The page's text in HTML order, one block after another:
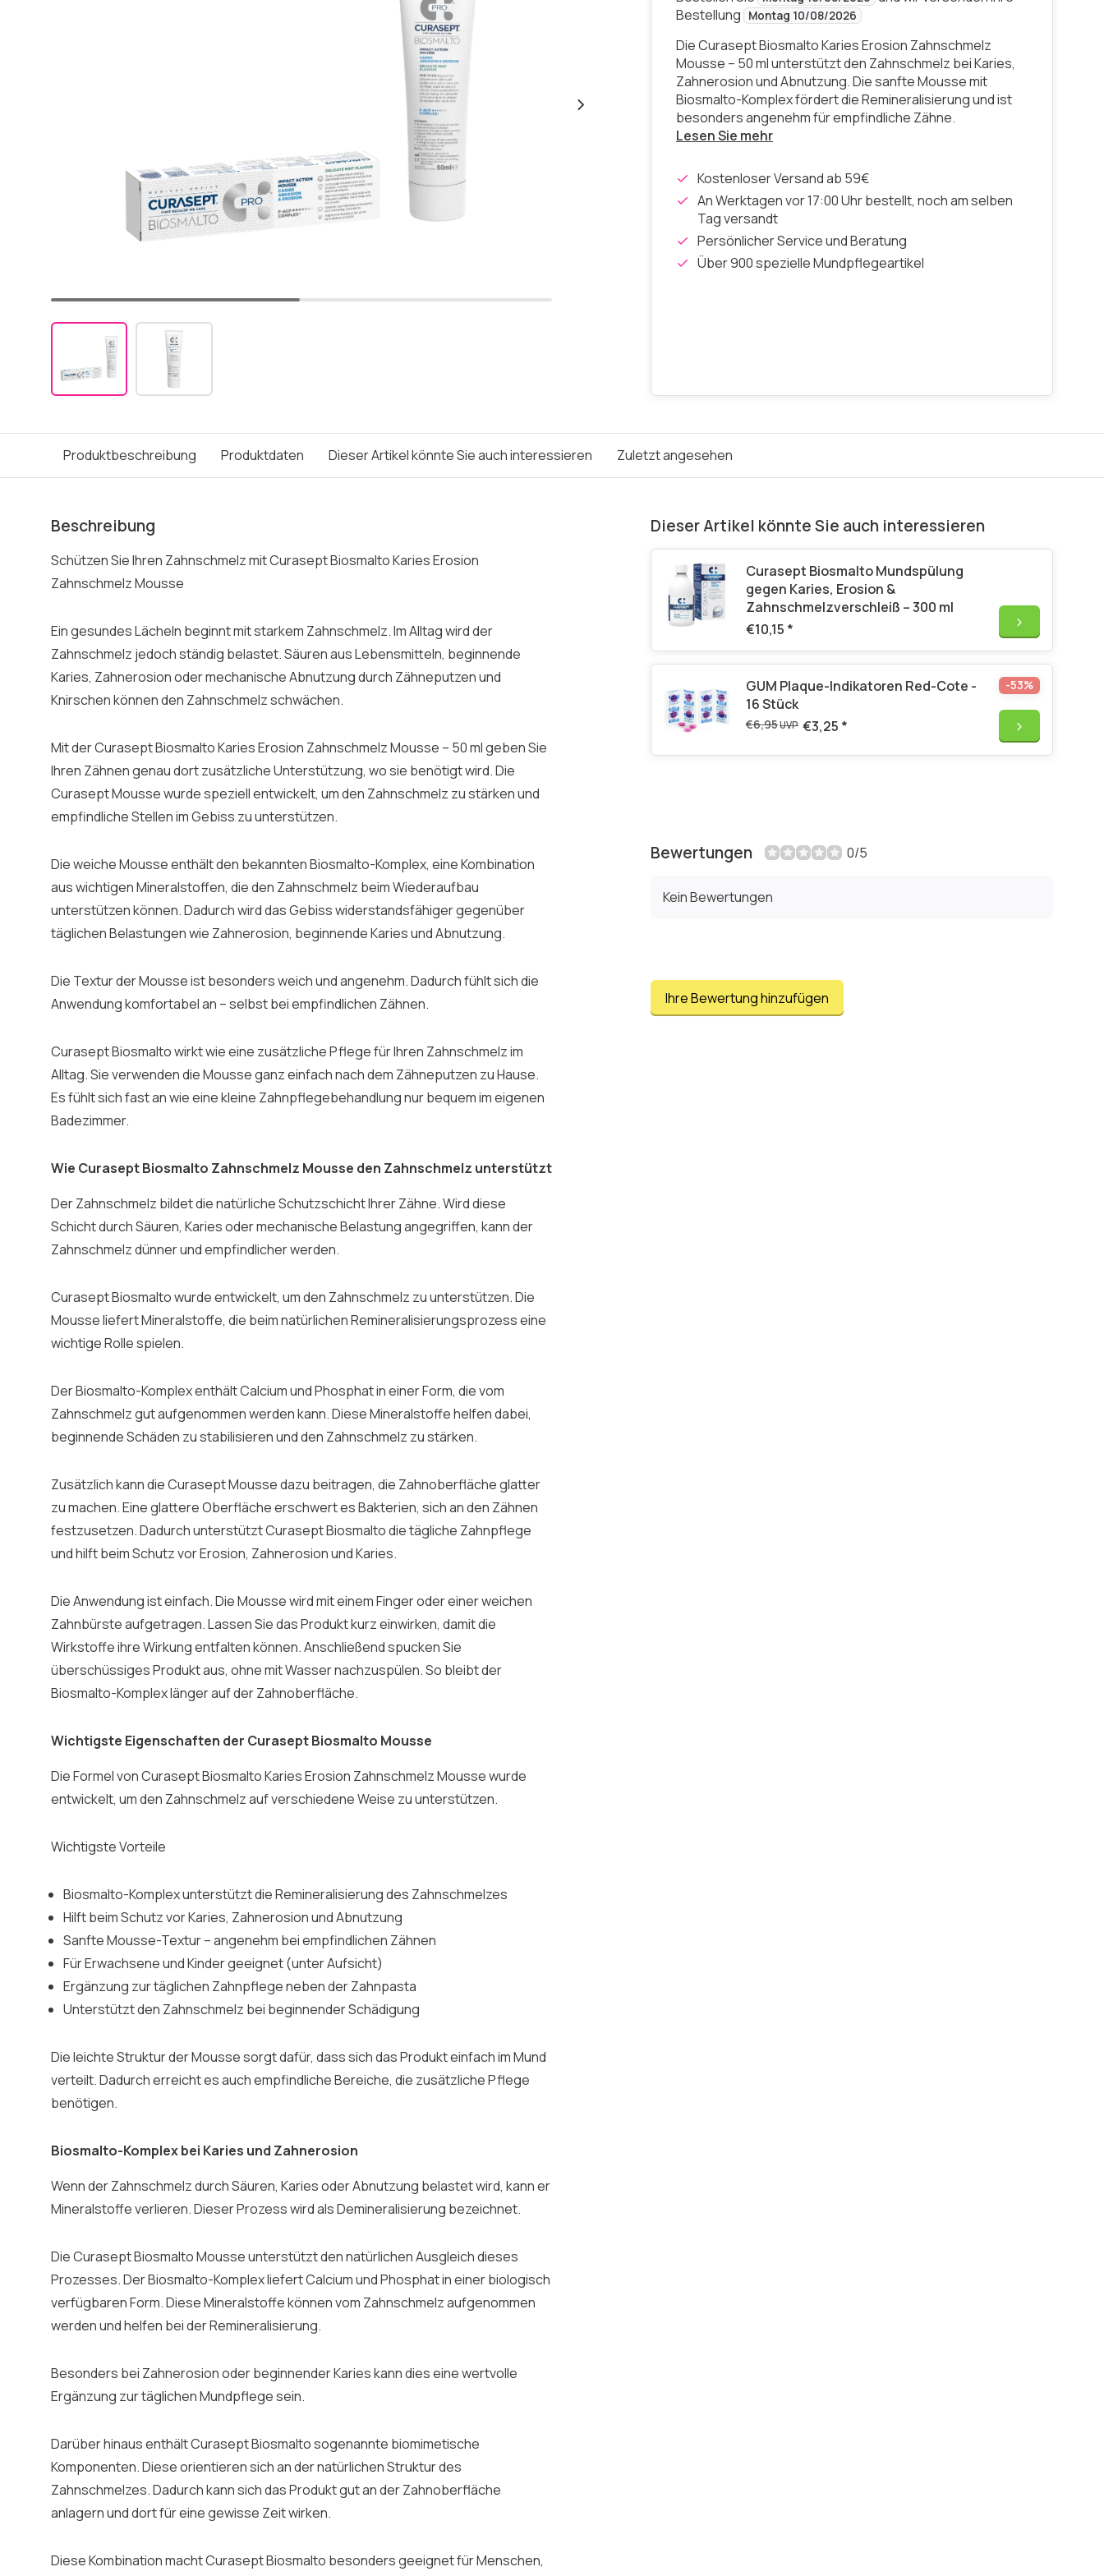
Bestellung
Montag 10/08/2026
Die Curasept Biosmalto Karies Erosion Zahnschmelz
Mousse – 50 ml unterstützt den Zahnschmelz bei Karies,
Zahnerosion und Abnutzung. Die sanfte Mousse mit
Biosmalto-Komplex fördert die Remineralisierung und ist
besonders angenehm für empfindliche Zähne.
Lesen Sie mehr
Kostenloser Versand ab 59€
An Werktagen vor 17:00 Uhr bestellt, noch am selben
Tag versandt
Persönlicher Service und Beratung
Über 900 spezielle Mundpflegeartikel
Produktbeschreibung Produktdaten Dieser Artikel könnte Sie auch interessieren Zuletzt angesehen
Beschreibung
Schützen Sie Ihren Zahnschmelz mit Curasept Biosmalto Karies Erosion
Zahnschmelz Mousse
Ein gesundes Lächeln beginnt mit starkem Zahnschmelz. Im Alltag wird der
Zahnschmelz jedoch ständig belastet. Säuren aus Lebensmitteln, beginnende
Karies, Zahnerosion oder mechanische Abnutzung durch Zähneputzen und
Knirschen können den Zahnschmelz schwächen.
Mit der Curasept Biosmalto Karies Erosion Zahnschmelz Mousse – 50 ml geben Sie
Ihren Zähnen genau dort zusätzliche Unterstützung, wo sie benötigt wird. Die
Curasept Mousse wurde speziell entwickelt, um den Zahnschmelz zu stärken und
empfindliche Stellen im Gebiss zu unterstützen.
Die weiche Mousse enthält den bekannten Biosmalto-Komplex, eine Kombination
aus wichtigen Mineralstoffen, die den Zahnschmelz beim Wiederaufbau
unterstützen können. Dadurch wird das Gebiss widerstandsfähiger gegenüber
täglichen Belastungen wie Zahnerosion, beginnende Karies und Abnutzung.
Die Textur der Mousse ist besonders weich und angenehm. Dadurch fühlt sich die
Anwendung komfortabel an – selbst bei empfindlichen Zähnen.
Curasept Biosmalto wirkt wie eine zusätzliche Pflege für Ihren Zahnschmelz im
Alltag. Sie verwenden die Mousse ganz einfach nach dem Zähneputzen zu Hause.
Es fühlt sich fast an wie eine kleine Zahnpflegebehandlung nur bequem im eigenen
Badezimmer.
Wie Curasept Biosmalto Zahnschmelz Mousse den Zahnschmelz unterstützt
Der Zahnschmelz bildet die natürliche Schutzschicht Ihrer Zähne. Wird diese
Schicht durch Säuren, Karies oder mechanische Belastung angegriffen, kann der
Zahnschmelz dünner und empfindlicher werden.
Curasept Biosmalto wurde entwickelt, um den Zahnschmelz zu unterstützen. Die
Mousse liefert Mineralstoffe, die beim natürlichen Remineralisierungsprozess eine
wichtige Rolle spielen.
Der Biosmalto-Komplex enthält Calcium und Phosphat in einer Form, die vom
Zahnschmelz gut aufgenommen werden kann. Diese Mineralstoffe helfen dabei,
beginnende Schäden zu stabilisieren und den Zahnschmelz zu stärken.
Zusätzlich kann die Curasept Mousse dazu beitragen, die Zahnoberfläche glatter
zu machen. Eine glattere Oberfläche erschwert es Bakterien, sich an den Zähnen
festzusetzen. Dadurch unterstützt Curasept Biosmalto die tägliche Zahnpflege
und hilft beim Schutz vor Erosion, Zahnerosion und Karies.
Die Anwendung ist einfach. Die Mousse wird mit einem Finger oder einer weichen
Zahnbürste aufgetragen. Lassen Sie das Produkt kurz einwirken, damit die
Wirkstoffe ihre Wirkung entfalten können. Anschließend spucken Sie
überschüssiges Produkt aus, ohne mit Wasser nachzuspülen. So bleibt der
Biosmalto-Komplex länger auf der Zahnoberfläche.
Wichtigste Eigenschaften der Curasept Biosmalto Mousse
Die Formel von Curasept Biosmalto Karies Erosion Zahnschmelz Mousse wurde
entwickelt, um den Zahnschmelz auf verschiedene Weise zu unterstützen.
Wichtigste Vorteile
Biosmalto-Komplex unterstützt die Remineralisierung des Zahnschmelzes
Hilft beim Schutz vor Karies, Zahnerosion und Abnutzung
Sanfte Mousse-Textur – angenehm bei empfindlichen Zähnen
Für Erwachsene und Kinder geeignet (unter Aufsicht)
Ergänzung zur täglichen Zahnpflege neben der Zahnpasta
Unterstützt den Zahnschmelz bei beginnender Schädigung
Die leichte Struktur der Mousse sorgt dafür, dass sich das Produkt einfach im Mund
verteilt. Dadurch erreicht es auch empfindliche Bereiche, die zusätzliche Pflege
benötigen.
Biosmalto-Komplex bei Karies und Zahnerosion
Wenn der Zahnschmelz durch Säuren, Karies oder Abnutzung belastet wird, kann er
Mineralstoffe verlieren. Dieser Prozess wird als Demineralisierung bezeichnet.
Die Curasept Biosmalto Mousse unterstützt den natürlichen Ausgleich dieses
Prozesses. Der Biosmalto-Komplex liefert Calcium und Phosphat in einer biologisch
verfügbaren Form. Diese Mineralstoffe können vom Zahnschmelz aufgenommen
werden und helfen bei der Remineralisierung.
Besonders bei Zahnerosion oder beginnender Karies kann dies eine wertvolle
Ergänzung zur täglichen Mundpflege sein.
Darüber hinaus enthält Curasept Biosmalto sogenannte biomimetische
Komponenten. Diese orientieren sich an der natürlichen Struktur des
Zahnschmelzes. Dadurch kann sich das Produkt gut an der Zahnoberfläche
anlagern und dort für eine gewisse Zeit wirken.
Diese Kombination macht Curasept Biosmalto besonders geeignet für Menschen,
Dieser Artikel könnte Sie auch interessieren
Curasept Biosmalto Mundspülung
gegen Karies, Erosion &
Zahnschmelzverschleiß – 300 ml
€10,15 *
GUM Plaque-Indikatoren Red-Cote -
16 Stück
€6,95UVP €3,25 *
-53%
Bewertungen 0/5
Kein Bewertungen
Ihre Bewertung hinzufügen